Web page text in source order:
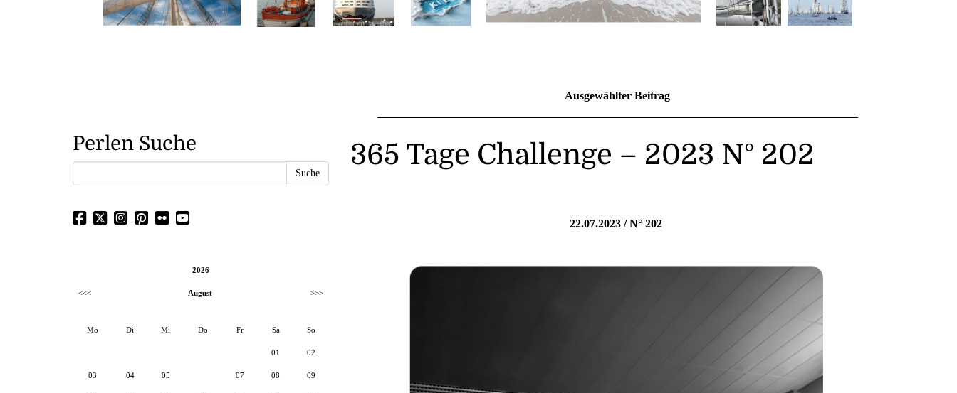
Ausgewählter Beitrag
365 Tage Challenge – 2023 N° 202
22.07.2023 /N° 202
Perlen Suche
2026
<<< August >>>
Mo Di Mi Do Fr Sa So
01 02
03 04 05 07 08 09